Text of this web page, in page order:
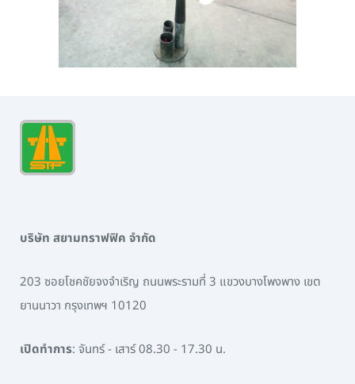
บริษัท สยามทราฟฟิค จำกัด
203 ซอยโชคชัยจงจำเริญ ถนนพระรามที่ 3 แขวงบางโพงพาง เขต
ยานนาวา กรุงเทพฯ 10120
เปิดทำการ: จันทร์ - เสาร์ 08.30 - 17.30 น.